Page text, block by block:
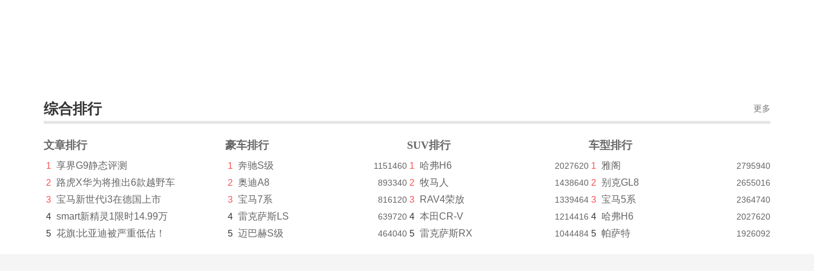
索尼(11)
泰卡特(42)
坦克(8675)
塔塔(106)
综合排行 更多
文章排行
1
享界G9静态评测
2 路虎X华为将推出6款越野车
3 宝马新世代i3在德国上市
4 smart新精灵1限时14.99万
5 花旗:比亚迪被严重低估！
豪车排行
1 奔驰S级 1151460
2 奥迪A8 893340
3 宝马7系 816120
4 雷克萨斯LS 639720
5 迈巴赫S级 464040
SUV排行
1 哈弗H6 2027620
2 牧马人 1438640
3 RAV4荣放 1339464
4 本田CR-V 1214416
5 雷克萨斯RX 1044484
车型排行
1 雅阁 2795940
2 别克GL8 2655016
3 宝马5系 2364740
4 哈弗H6 2027620
5 帕萨特 1926092